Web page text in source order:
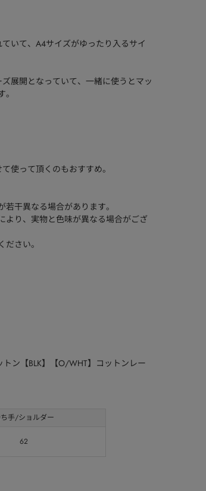
いて、A4サイズがゆったり入るサイ
展開となっていて、一緒に使うとマッ
使って頂くのもおすすめ。
干異なる場合があります。
り、実物と色味が異なる場合がござ
さい。
トン【BLK】【O/WHT】コットンレー
手/ショルダー
62